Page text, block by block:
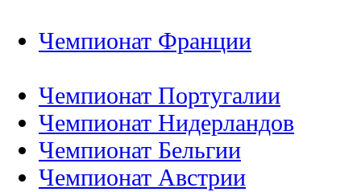
Чемпионат Франции
Чемпионат Португалии
Чемпионат Нидерландов
Чемпионат Бельгии
Чемпионат Австрии